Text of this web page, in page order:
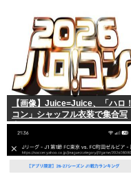
【画像】Juice=Juice、「ハロ！
コン」シャッフル衣装で集合写
真